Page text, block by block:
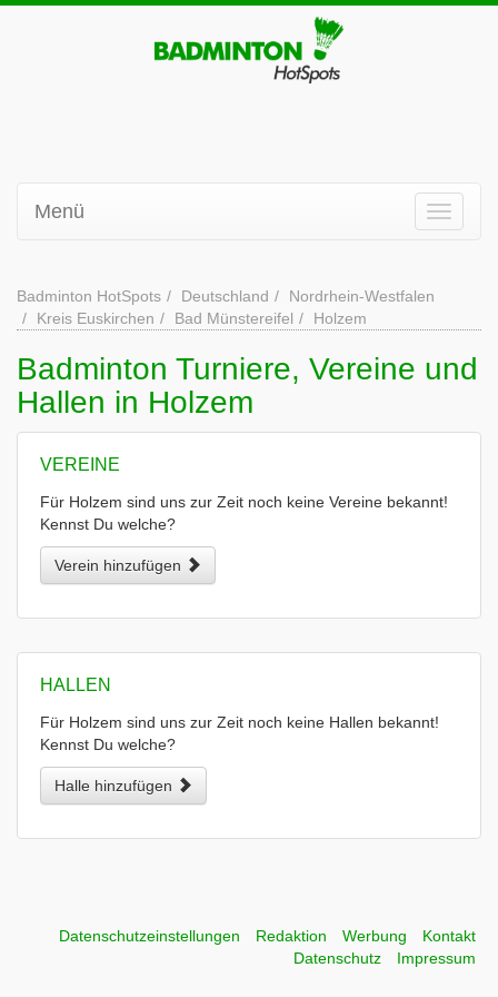
Menü
Badminton HotSpots Deutschland
Nordrhein-Westfalen
Kreis Euskirchen
Bad Münstereifel Holzem
Badminton Turniere, Vereine und
Hallen in Holzem
VEREINE
Für Holzem sind uns zur Zeit noch keine Vereine bekannt!
Kennst Du welche?
Verein hinzufügen
HALLEN
Für Holzem sind uns zur Zeit noch keine Hallen bekannt!
Kennst Du welche?
Halle hinzufügen
Datenschutzeinstellungen Redaktion Werbung
Kontakt
Datenschutz
Impressum